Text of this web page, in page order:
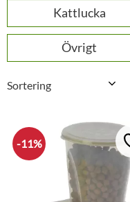
Kattlucka
Övrigt
11%